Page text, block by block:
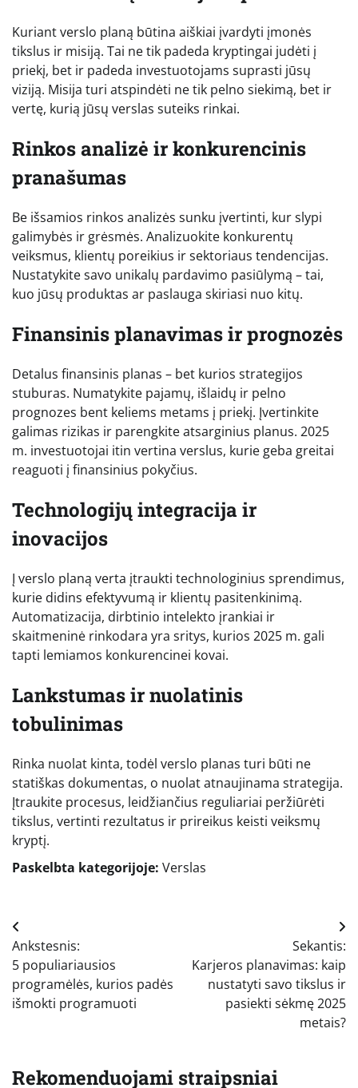
Kuriant verslo planą būtina aiškiai įvardyti įmonės
tikslus ir misiją. Tai ne tik padeda kryptingai judėti į
priekį, bet ir padeda investuotojams suprasti jūsų
viziją. Misija turi atspindėti ne tik pelno siekimą, bet ir
vertę, kurią jūsų verslas suteiks rinkai.
Rinkos analizė ir konkurencinis
pranašumas
Be išsamios rinkos analizės sunku įvertinti, kur slypi
galimybės ir grėsmės. Analizuokite konkurentų
veiksmus, klientų poreikius ir sektoriaus tendencijas.
Nustatykite savo unikalų pardavimo pasiūlymą – tai,
kuo jūsų produktas ar paslauga skiriasi nuo kitų.
Finansinis planavimas ir prognozės
Detalus finansinis planas – bet kurios strategijos
stuburas. Numatykite pajamų, išlaidų ir pelno
prognozes bent keliems metams į priekį. Įvertinkite
galimas rizikas ir parengkite atsarginius planus. 2025
m. investuotojai itin vertina verslus, kurie geba greitai
reaguoti į finansinius pokyčius.
Technologijų integracija ir
inovacijos
Į verslo planą verta įtraukti technologinius sprendimus,
kurie didins efektyvumą ir klientų pasitenkinimą.
Automatizacija, dirbtinio intelekto įrankiai ir
skaitmeninė rinkodara yra sritys, kurios 2025 m. gali
tapti lemiamos konkurencinei kovai.
Lankstumas ir nuolatinis
tobulinimas
Rinka nuolat kinta, todėl verslo planas turi būti ne
statiškas dokumentas, o nuolat atnaujinama strategija.
Įtraukite procesus, leidžiančius reguliariai peržiūrėti
tikslus, vertinti rezultatus ir prireikus keisti veiksmų
kryptį.
Paskelbta kategorijoje: Verslas
Navigacija
tarp
įrašų
Ankstesnis:
5 populiariausios
programėlės, kurios padės
išmokti programuoti
Sekantis:
Karjeros planavimas: kaip
nustatyti savo tikslus ir
pasiekti sėkmę 2025
metais?
Rekomenduojami straipsniai